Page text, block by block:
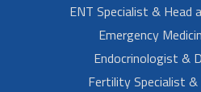
ENT Specialist & Head
Emergency
Endocrinologist &
Fertility Specialist &